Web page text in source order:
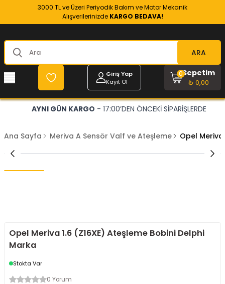
3000 TL ve Üzeri Periyodik Bakım ve Motor Mekanik
Alışverilerinizde KARGO BEDAVA!
ARA
Giriş Yap
Kayıt Ol
Sepetim
₺ 0,00
0
AYNI GÜN KARGO - 17:00’DEN ÖNCEKİ SİPARİŞLERDE
Ana Sayfa Meriva A Sensör Valf ve Ateşleme Opel Meriva
Opel Meriva 1.6 (Z16XE) Ateşleme Bobini Delphi
Marka
Stokta Var
0 Yorum